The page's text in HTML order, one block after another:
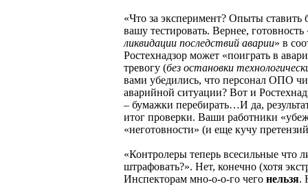
«Что за эксперимент? Опыты ставить
вашу тестировать. Вернее, готовность
ликвидации последствий аварии» в
Ростехнадзор может «поиграть в
тревогу (без остановки
вами убедились, что персонал ОПО
аварийной ситуации? Вот и
– бумажки перебирать…И да,
итог проверки. Ваши работники
«неготовности» (и еще кучу
«Контролеры теперь всесильные что
штрафовать?». Нет, конечно (хотя
Инспекторам мно-о-о-го чего нельзя.